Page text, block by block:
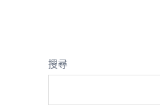
搜尋